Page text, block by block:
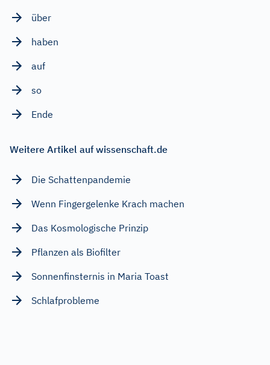
über
haben
auf
so
Ende
Weitere Artikel auf wissenschaft.de
Die Schattenpandemie
Wenn Fingergelenke Krach machen
Das Kosmologische Prinzip
Pflanzen als Biofilter
Sonnenfinsternis in Maria Toast
Schlafprobleme